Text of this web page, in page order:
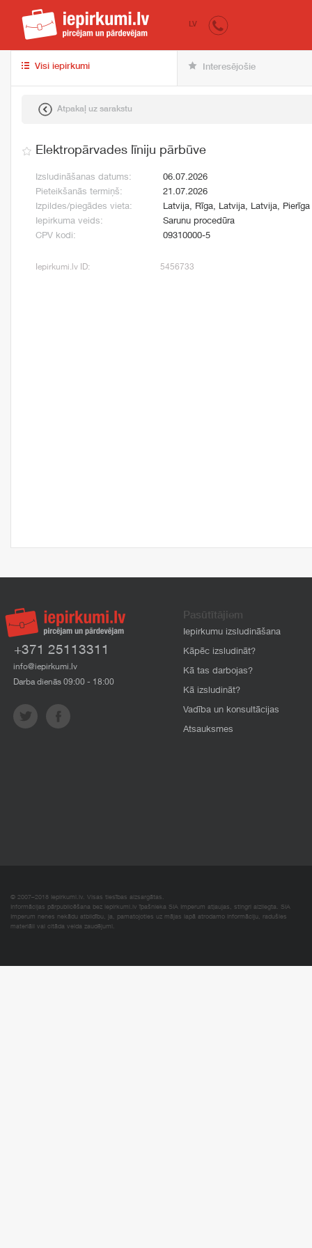
iepirkumi.lv
LV
Visi iepirkumi Interesējošie
Atpakaļ uz sarakstu
Elektropārvades līniju pārbūve
Izsludināšanas datums:
06.07.2026
Pieteikšanās termiņš:
21.07.2026
Izpildes/piegādes vieta:
Latvija, Rīga, Latvija, Latvija, Pierīga
Iepirkuma veids:
Sarunu procedūra
CPV kodi:
09310000-5
Iepirkumi.lv ID: 5456733
+371 25113311
info@iepirkumi.lv
Darba dienās 09:00 - 18:00
Pasūtītājiem
Iepirkumu izsludināšana
Kāpēc izsludināt?
Kā tas darbojas?
Kā izsludināt?
Vadība un konsultācijas
Atsauksmes
© 2007–2018 Iepirkumi.lv. Visas tiesības aizsargātas.
Informācijas pārpublicēšana bez iepirkumi.lv īpašnieka SIA Imperum atļaujas, stingri aizliegta. SIA
Imperum nenes nekādu atbildību, ja, pamatojoties uz mājas lapā atrodamo informāciju, radušies
materiāli vai citāda veida zaudējumi.